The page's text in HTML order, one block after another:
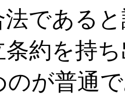
法である
約を持
のが普通